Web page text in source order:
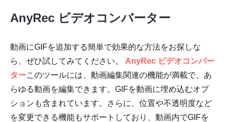
AnyRec ビデオコンバーター
動画にGIFを追加する簡単で効果的な方法をお探しな
ら、ぜひ試してみてください。 AnyRec ビデオコンバー
ターこのツールには、動画編集関連の機能が満載で、あ
らゆる動画を編集できます。GIFを動画に埋め込むオプ
ションも含まれています。さらに、位置や不透明度など
を変更できる機能もサポートしており、動画内でGIFを